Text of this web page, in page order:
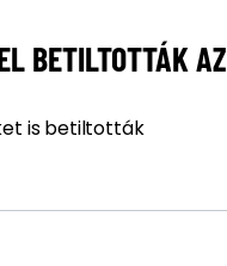
BETILTOTTÁK AZ
is betiltották